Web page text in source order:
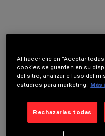
ACCESORIOS
Es necesario pedir uno de los accesorios
producto:
Al hacer clic en “Aceptar
cookies se guarden en su
del sitio, analizar el uso del
estudios para marketing. Más
Rechazarlas todas